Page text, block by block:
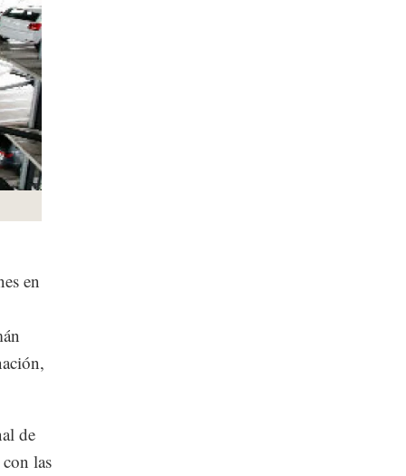
en
de
las